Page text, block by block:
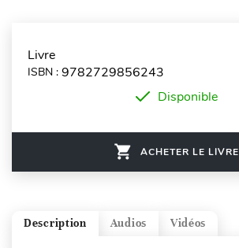
Livre
ISBN : 9782729856243
Disponible
ACHETER LE LIVRE
Vidéos
Audios
Description